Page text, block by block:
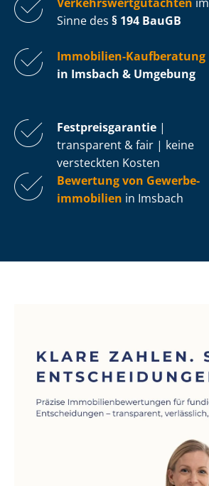
Sinne des § 194 BauGB
Immobilien-Kaufberatung
in Imsbach & Umgebung
Fest­preis­ga­ran­tie |
transparent & fair | keine
versteckten Kosten
Bewertung von Ge­wer­be­
im­mo­bi­li­en in Imsbach